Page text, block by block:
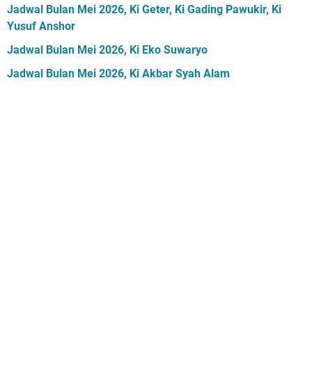
Jadwal Bulan Mei 2026, Ki Geter, Ki Gading Pawukir, Ki
Yusuf Anshor
Jadwal Bulan Mei 2026, Ki Eko Suwaryo
Jadwal Bulan Mei 2026, Ki Akbar Syah Alam